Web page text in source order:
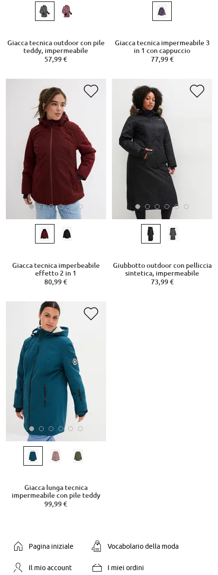
Giacca tecnica outdoor con pile
teddy, impermeabile
57,99 €
Giacca tecnica impermeabile 3
in 1 con cappuccio
77,99 €
Giacca tecnica imperbeabile
effetto 2 in 1
80,99 €
Giubbotto outdoor con pelliccia
sintetica, impermeabile
73,99 €
Giacca lunga tecnica
impermeabile con pile teddy
99,99 €
Pagina iniziale Vocabolario della moda
Il mio account I miei ordini